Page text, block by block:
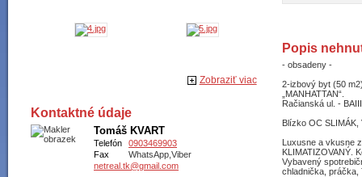
Zobraziť viac
Kontaktné údaje
Tomáš KVART
Telefón
0903469903
Fax
WhatsApp,Viber
netreal.tk@gmail.com
Popis
- obsadeny -
2-izbový byt (50
„MANHATTAN“.
Račianská ul. -
Blízko OC
Luxusne a vkusne
KLIMATIZOVANÝ.
Vybavený
chladnička, práčka,